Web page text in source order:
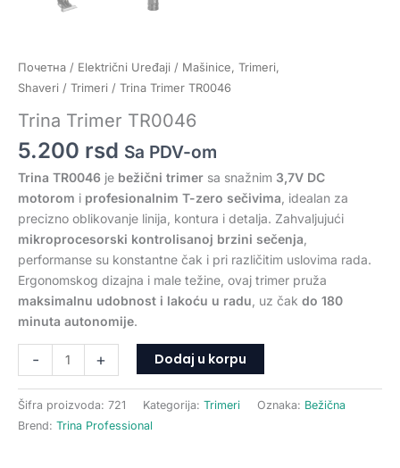
Почетна / Električni Uređaji / Mašinice, Trimeri,
Shaveri / Trimeri / Trina Trimer TR0046
Trina Trimer TR0046
5.200 rsd Sa PDV-om
Trina TR0046 je bežični trimer sa snažnim 3,7V DC
motorom i profesionalnim T-zero sečivima , idealan za
precizno oblikovanje linija, kontura i detalja. Zahvaljujući
mikroprocesorski kontrolisanoj brzini sečenja
performanse su konstantne čak i pri različitim uslovima rada.
Ergonomskog dizajna i male težine, ovaj trimer pruža
maksimalnu udobnost i lakoću u radu , uz čak do 180
minuta autonomije.
- + Dodaj u korpu
Šifra proizvoda: 721 Kategorija: Trimeri Oznaka: Bežična
Brend: Trina Professional